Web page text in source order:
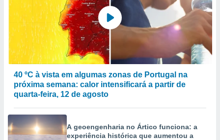
40 ºC à vista em algumas zonas de Portugal na
próxima semana: calor intensificará a partir de
quarta-feira, 12 de agosto
A geoengenharia no Ártico funciona: a
experiência histórica que aumentou a